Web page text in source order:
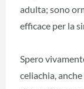
adulta; sono
efficace per la
Spero
celiachia,